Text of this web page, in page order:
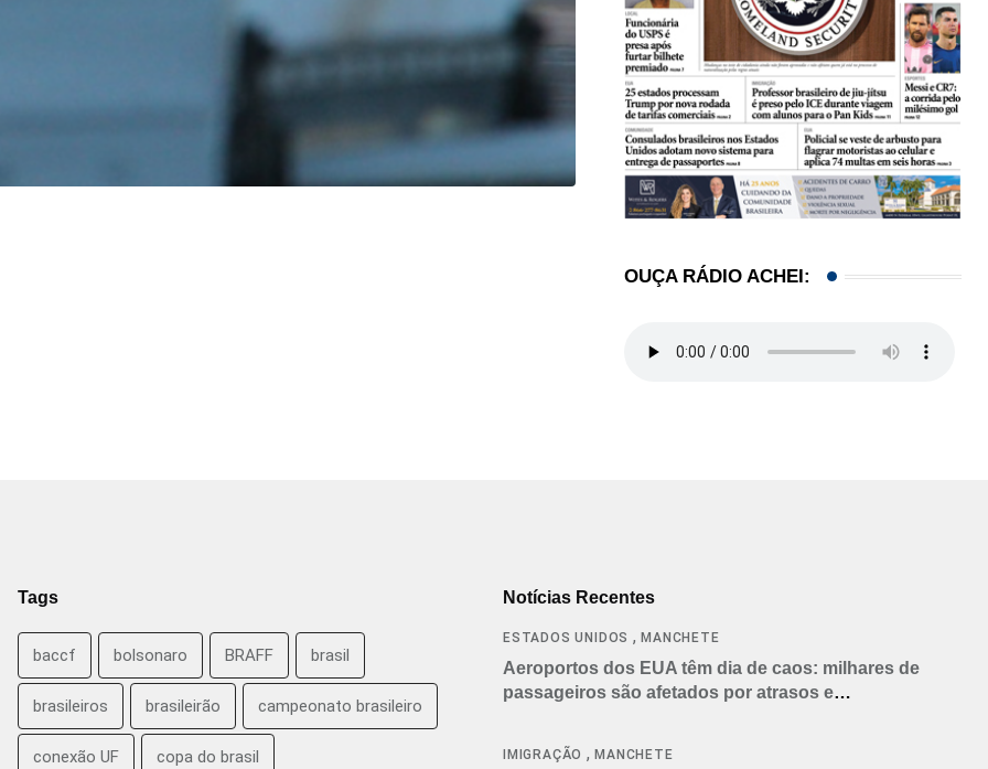
Trump assina novos decretos contra cidadania
OUÇA RÁDIO ACHEI:
Tags
baccf bolsonaro BRAFF brasil
brasileiros brasileirão campeonato brasileiro
conexão UF copa do brasil
Notícias Recentes
ESTADOS UNIDOS ,MANCHETE
Aeroportos dos EUA têm dia de caos: milhares de
passageiros são afetados por atrasos e
IMIGRAÇÃO ,MANCHETE